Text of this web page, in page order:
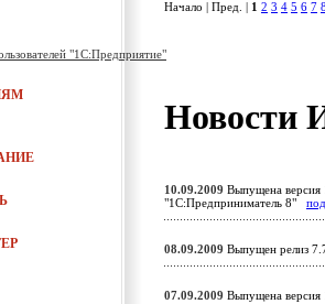
"1С:Предприятие"
Начало | Пред. | 1 2 3 4 5 6 7 8
Новости
10.09.2009 Выпущена версия
"1С:Предприниматель 8"
08.09.2009 Выпущен релиз
07.09.2009 Выпущена версия